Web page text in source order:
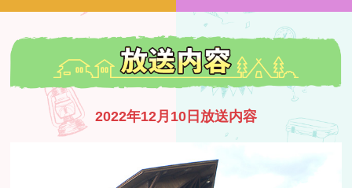
2022年12月10日放送内容